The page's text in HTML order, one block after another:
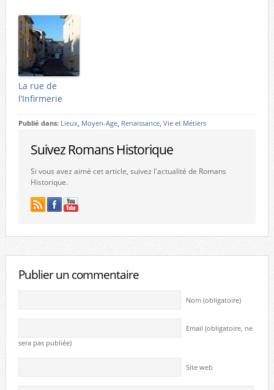
La rue de
l’Infirmerie
Publié dans: Lieux, Moyen-Age, Renaissance, Vie et Métiers
Suivez Romans Historique
Si vous avez aimé cet article, suivez l'actualité de Romans
Historique.
Publier un commentaire
Nom (obligatoire)
Email (obligatoire, ne
sera pas publiée)
Site web